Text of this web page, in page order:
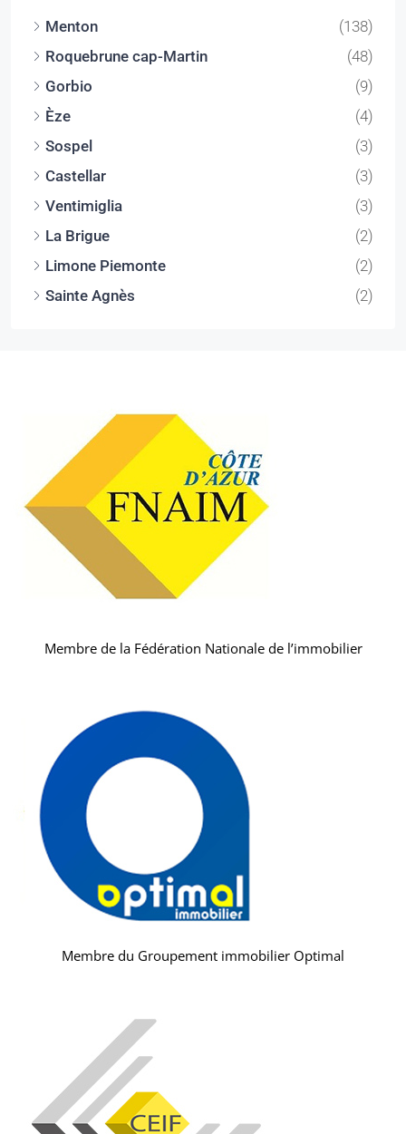
Menton
(138)
Roquebrune cap-Martin
(48)
Gorbio
(9)
Èze
(4)
Sospel
(3)
Castellar
(3)
Ventimiglia
(3)
La Brigue
(2)
Limone Piemonte
(2)
Sainte Agnès
(2)
Membre de la Fédération Nationale de l’immobilier
Membre du Groupement immobilier Optimal